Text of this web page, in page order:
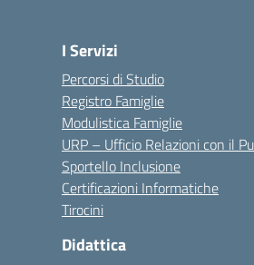
I Servizi
Percorsi di Studio
Registro Famiglie
Modulistica Famiglie
URP – Ufficio Relazioni con il
Sportello Inclusione
Certificazioni Informatiche
Tirocini
Didattica